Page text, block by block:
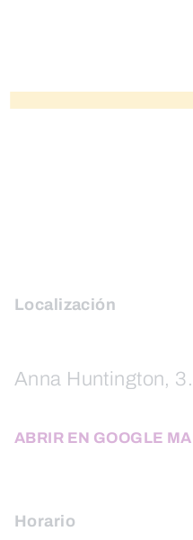
Localización
Anna Huntington,
ABRIR EN GOOGLE
Horario